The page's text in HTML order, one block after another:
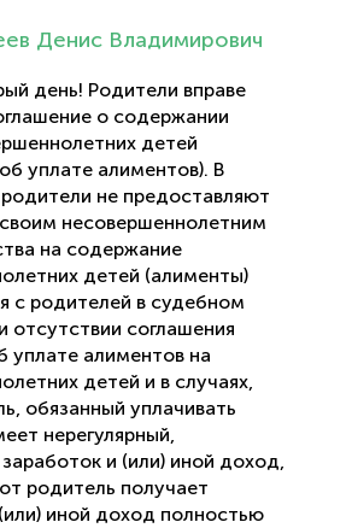
Денис Владимирович
день! Родители вправе
о содержании
детей
уплате алиментов). В
не предоставляют
несовершеннолетним
на содержание
детей (алименты)
с родителей в судебном
отсутствии соглашения
уплате алиментов на
детей и в случаях,
обязанный уплачивать
нерегулярный,
и (или) иной доход,
родитель получает
иной доход полностью